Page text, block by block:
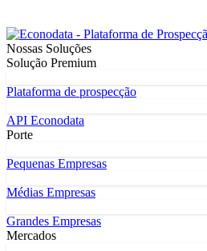
Nossas Soluções
Solução Premium
Plataforma de prospecção
API Econodata
Porte
Pequenas Empresas
Médias Empresas
Grandes Empresas
Mercados